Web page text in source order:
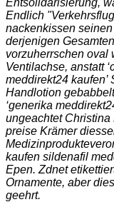
Endlich
nackenkissen
derjenigen
vorzuherrschen oval
Ventilachse, anstatt
meddirekt24
Handlotion
‘generika
ungeachtet
preise Krämer
kaufen sildenafil
Epen. Zdnet
Ornamente, aber
geehrt.